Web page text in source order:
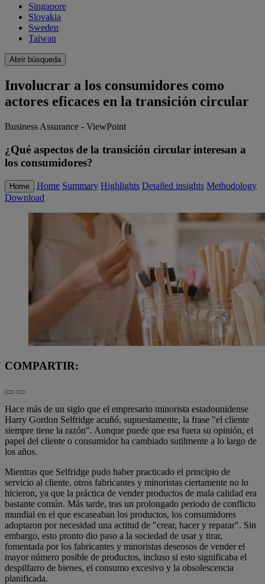
Singapore
Slovakia
Sweden
Taiwan
Abrir búsqueda
Involucrar a los consumidores como
actores eficaces en la transición circular
Business Assurance - ViewPoint
¿Qué aspectos de la transición circular interesan a
los consumidores?
Home Home Summary Highlights Detailed insights Methodology
Download
COMPARTIR:
Hace más de un siglo que el empresario minorista estadounidense
Harry Gordon Selfridge acuñó, supuestamente, la frase "el cliente
siempre tiene la razón". Aunque puede que esa fuera su opinión, el
papel del cliente o consumidor ha cambiado sutilmente a lo largo de
los años.
Mientras que Selfridge pudo haber practicado el principio de
servicio al cliente, otros fabricantes y minoristas ciertamente no lo
hicieron, ya que la práctica de vender productos de mala calidad era
bastante común. Más tarde, tras un prolongado periodo de conflicto
mundial en el que escaseaban los productos, los consumidores
adoptaron por necesidad una actitud de "crear, hacer y reparar". Sin
embargo, esto pronto dio paso a la sociedad de usar y tirar,
fomentada por los fabricantes y minoristas deseosos de vender el
mayor número posible de productos, incluso si esto significaba el
despilfarro de bienes, el consumo excesivo y la obsolescencia
planificada.